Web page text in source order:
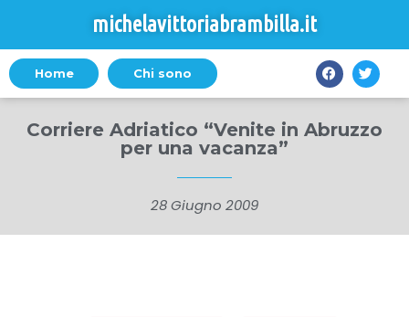
michelavittoriabrambilla.it
Home Chi sono
Corriere Adriatico “Venite in Abruzzo
per una vacanza”
28 Giugno 2009